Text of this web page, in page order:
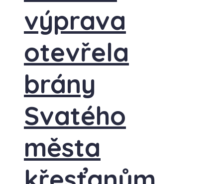
výprava
otevřela
brány
Svatého
města